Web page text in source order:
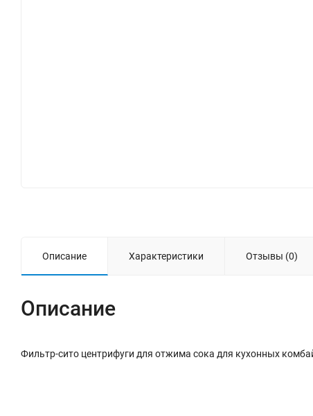
Описание Характеристики Отзывы (0)
Описание
Фильтр-сито центрифуги для отжима сока для кухонных